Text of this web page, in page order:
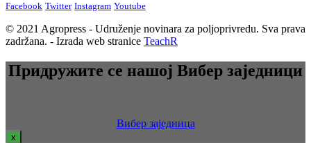
Facebook Twitter Instagram Youtube
© 2021 Agropress - Udruženje novinara za poljoprivredu. Sva prava
zadržana. - Izrada web stranice TeachR
Придружите се нашој Вибер заједници
Вибер заједница
x